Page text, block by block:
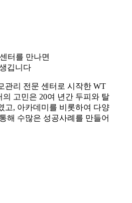
터를 만나면
깁니다
관리 전문 센터로 시작한 WT
고민은 20여 년간 두피와 탈
고, 아카데미를 비롯하여 다양
해 수많은 성공사례를 만들어